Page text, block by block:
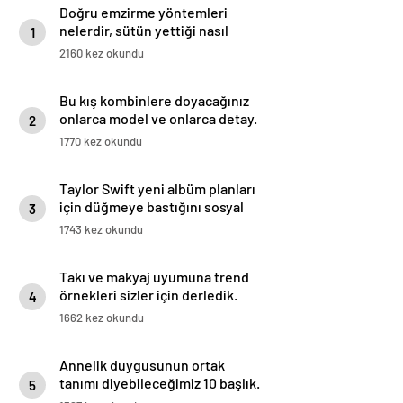
1
Doğru emzirme yöntemleri
nelerdir, sütün yettiği nasıl
anlaşılır?
2160 kez okundu
2
Bu kış kombinlere doyacağınız
onlarca model ve onlarca detay.
1770 kez okundu
3
Taylor Swift yeni albüm planları
için düğmeye bastığını sosyal
medyadan duyurdu!
1743 kez okundu
4
Takı ve makyaj uyumuna trend
örnekleri sizler için derledik.
1662 kez okundu
5
Annelik duygusunun ortak
tanımı diyebileceğimiz 10 başlık.